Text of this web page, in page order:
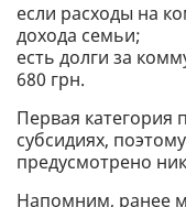
если расходы на
дохода семьи;
есть долги за
680 грн.
Первая категория
субсидиях,
предусмотрено
Напомним, ранее